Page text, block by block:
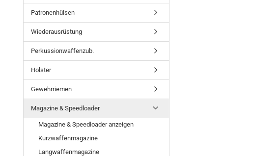
Patronenhülsen
Wiederausrüstung
Perkussionwaffenzub.
Holster
Gewehrriemen
Magazine & Speedloader
Magazine & Speedloader anzeigen
Kurzwaffenmagazine
Langwaffenmagazine